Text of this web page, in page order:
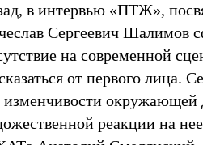
в интервью «ПТЖ»,
Сергеевич Шалимов
на современной
от первого лица.
окружающей
реакции на